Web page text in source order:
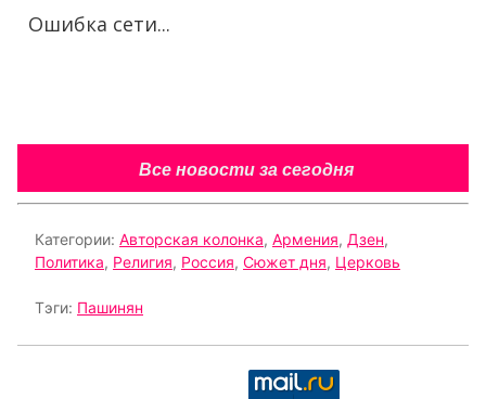
Ошибка сети...
Все новости за сегодня
Категории: Авторская колонка, Армения, Дзен,
Политика, Религия, Россия, Сюжет дня, Церковь
Тэги: Пашинян